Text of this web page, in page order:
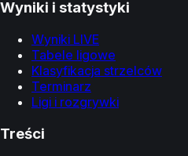
Wyniki i statystyki
Wyniki LIVE
Tabele ligowe
Klasyfikacja strzelców
Terminarz
Ligi i rozgrywki
Treści